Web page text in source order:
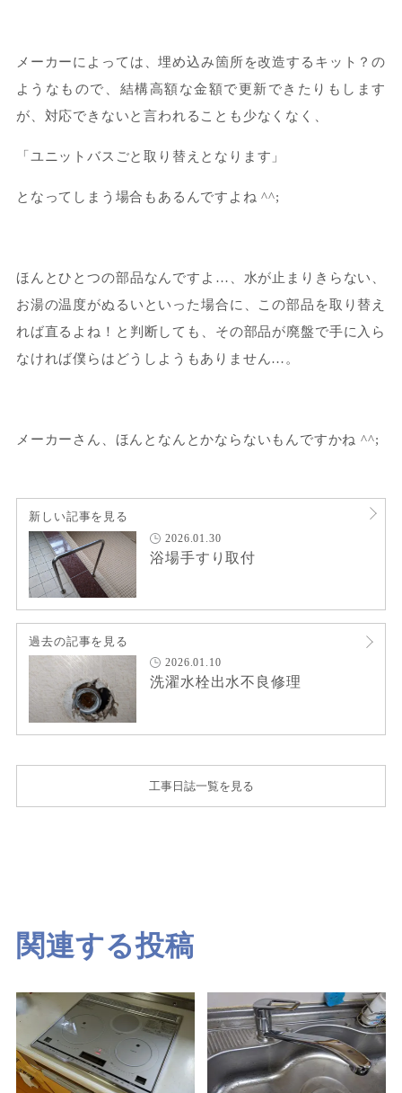
メーカーによっては、埋め込み箇所を改造するキット？の
ようなもので、結構高額な金額で更新できたりもします
が、対応できないと言われることも少なくなく、
「ユニットバスごと取り替えとなります」
となってしまう場合もあるんですよね ^^;
ほんとひとつの部品なんですよ…、水が止まりきらない、
お湯の温度がぬるいといった場合に、この部品を取り替え
れば直るよね！と判断しても、その部品が廃盤で手に入ら
なければ僕らはどうしようもありません…。
メーカーさん、ほんとなんとかならないもんですかね ^^;
新しい記事を見る
2026.01.30
浴場手すり取付
過去の記事を見る
2026.01.10
洗濯水栓出水不良修理
工事日誌一覧を見る
関連する投稿